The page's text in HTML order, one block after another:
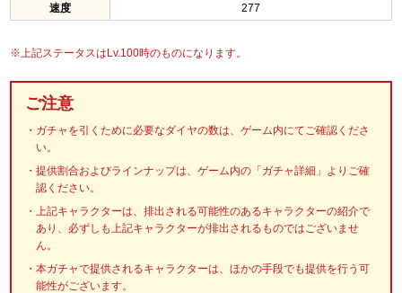
速度
277
※上記ステータスはLv.100時のものになります。
ご注意
ガチャを引くために必要なダイヤの数は、ゲーム内にてご確認くださ
い。
提供割合およびラインナップは、ゲーム内の「ガチャ詳細」よりご確
認ください。
上記キャラクターは、排出される可能性のあるキャラクターの紹介で
あり、必ずしも上記キャラクターが排出されるものではございませ
ん。
本ガチャで提供されるキャラクターは、ほかの手段でも提供を行う可
能性がございます。